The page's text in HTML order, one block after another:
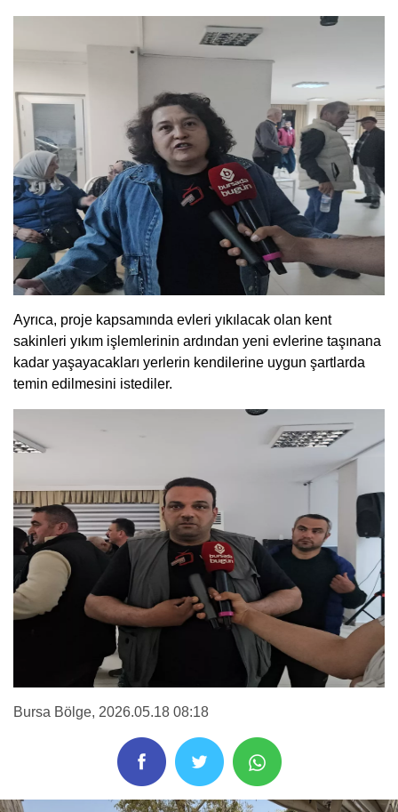
Ayrıca, proje kapsamında evleri yıkılacak olan kent
sakinleri yıkım işlemlerinin ardından yeni evlerine taşınana
kadar yaşayacakları yerlerin kendilerine uygun şartlarda
temin edilmesini istediler.
Bursa Bölge, 2026.05.18 08:18